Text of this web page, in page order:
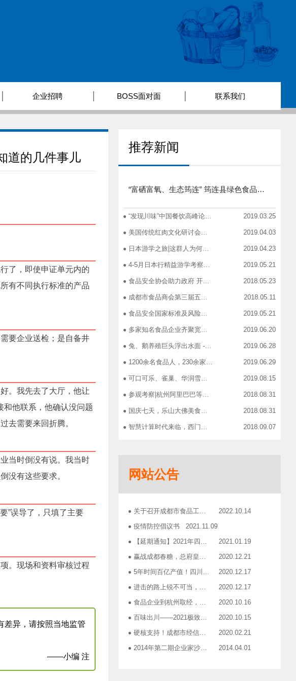
企业招聘 BOSS面对面 联系我们
道的几件事儿
了，即使申证单元内的
有不同执行标准的产品
要企业送检；是自备井
。我先去了大厅，他让
和他联系，他确认没问题
去需要来回折腾。
当时倒没有说。我当时
没有这些要求。
”误导了，只填了主要
。现场和资料审核过程
差异，请按照当地监管
——小编 注
推荐新闻
“富硒富氧、生态筠连” 筠连县绿色食品产业招商推介会圆满举行
“发现川味”中国餐饮高峰论坛在蓉举办 2019.03.25
美国传统红肉文化研讨会在蓉召开 2019.04.03
日本游学之旅|这群人为何引得7-11总部5大高管集团出动 2019.04.23
4-5月日本行精益游学考察，探访标杆企业、解析成功密码 2019.05.21
食品安全协会助力政府 开展生产环节、流通环节、餐饮环节培训会 2018.05.23
成都市食品商会第三届五次常务理事会召开 2018.05.11
食品安全国家标准及风险管控培训——新都站、广汉站、简阳站 2019.05.21
多家知名食品企业齐聚宽窄巷子，助力“2019食品安全宣传周” 2019.06.20
兔、鹅养殖巨头浮出水面 ----新疆昆仑绿源亮相成都餐饮供应链展 引领绿色食材新高度 2019.06.28
1200余名食品人，230余家特色食品企业，50余家新零售平台齐聚成都“搞事情”！ 2019.06.29
可口可乐、雀巢、华润雪花、旺旺、百威、青岛啤酒，销售过亿的经销商等齐聚上海，只为2019中国快消品大会！ 2019.08.15
参观考察|杭州阿里巴巴等电商平台深度对接，仅剩3个名额！ 2018.08.31
国庆七天，乐山大佛美食展，卖到断货你怕了吗？ 2018.08.31
智慧计算时代来临，西门子助力传统产业数字化转型升级！ 2018.09.07
广汉市VOCs治理现场会在广汉市金星彩印包装有限公司隆重举行！
企业如何用低成本做营销——成都市食品商会企业家沙龙活动 2018.11.16
2019糖酒会，100大创新产品发布会在蓉举行 2019.03.25
成都市食品商会第三届七次常务理事会顺利举行
网站公告
关于召开成都市食品工业协会第三届三次理事会的通知
2022.10.14
疫情防控倡议书
2021.11.09
【延期通知】2021年四川食品行业年会
2021.01.19
赢战成都春糖，总府皇冠是您最正确的选择！
2020.12.21
5年时间百亿产值！四川食品行业「十亿俱乐部」合伙人招募！
2020.12.17
进击的路上锐不可当，千亿级资源扬帆赋能！电商启航班招募啦！
2020.12.17
食品企业到杭州取经，爆品打造的必经之路
2020.10.16
百味出川——2021极致爆品打造之旅报名开启
2020.10.15
硬核支持！成都市经信局出台有效应对疫情稳定经济运行20条政策措施工业和信息化类项目申报指南！
2020.02.21
2014年第二期企业家沙龙活动通知
2014.04.01